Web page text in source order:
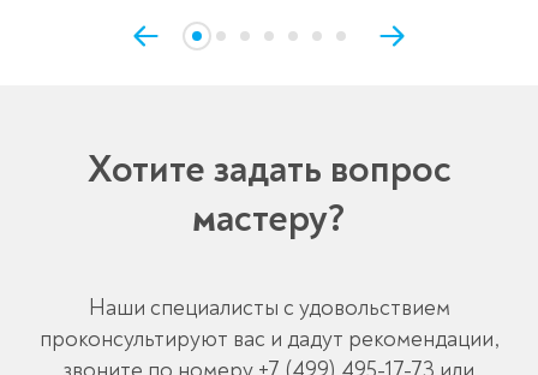
Хотите задать вопрос
мастеру?
Наши специалисты с удовольствием
проконсультируют вас и дадут рекомендации,